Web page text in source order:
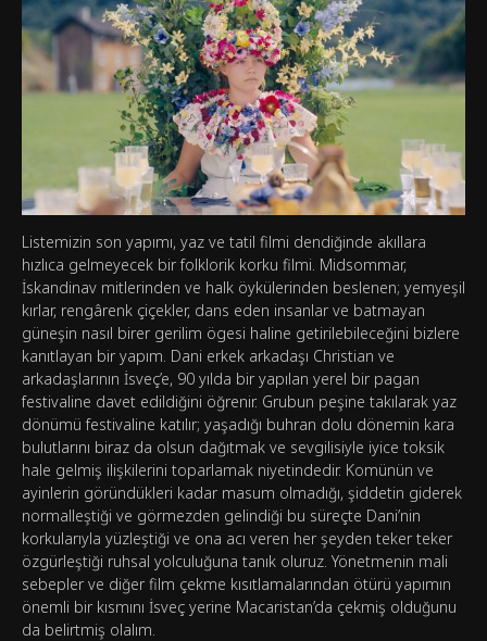
Listemizin son yapımı, yaz ve tatil filmi dendiğinde akıllara
hızlıca gelmeyecek bir folklorik korku filmi. Midsommar,
İskandinav mitlerinden ve halk öykülerinden beslenen; yemyeşil
kırlar, rengârenk çiçekler, dans eden insanlar ve batmayan
güneşin nasıl birer gerilim ögesi haline getirilebileceğini bizlere
kanıtlayan bir yapım. Dani erkek arkadaşı Christian ve
arkadaşlarının İsveç’e, 90 yılda bir yapılan yerel bir pagan
festivaline davet edildiğini öğrenir. Grubun peşine takılarak yaz
dönümü festivaline katılır; yaşadığı buhran dolu dönemin kara
bulutlarını biraz da olsun dağıtmak ve sevgilisiyle iyice toksik
hale gelmiş ilişkilerini toparlamak niyetindedir. Komünün ve
ayinlerin göründükleri kadar masum olmadığı, şiddetin giderek
normalleştiği ve görmezden gelindiği bu süreçte Dani’nin
korkularıyla yüzleştiği ve ona acı veren her şeyden teker teker
özgürleştiği ruhsal yolculuğuna tanık oluruz. Yönetmenin mali
sebepler ve diğer film çekme kısıtlamalarından ötürü yapımın
önemli bir kısmını İsveç yerine Macaristan’da çekmiş olduğunu
da belirtmiş olalım.